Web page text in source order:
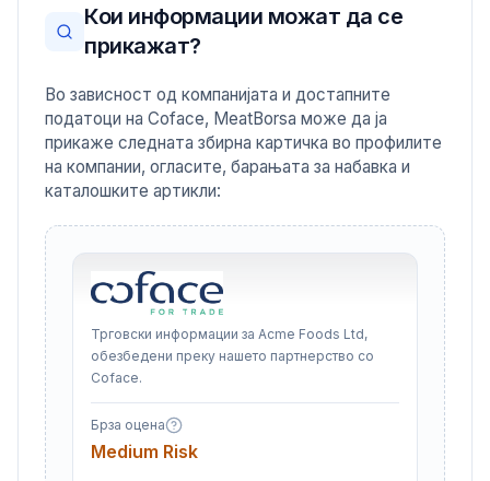
Кои информации можат да се
прикажат?
Во зависност од компанијата и достапните
податоци на Coface, MeatBorsa може да ја
прикаже следната збирна картичка во профилите
на компании, огласите, барањата за набавка и
каталошките артикли:
Трговски информации за Acme Foods Ltd,
обезбедени преку нашето партнерство со
Coface.
Брза оцена
Medium Risk